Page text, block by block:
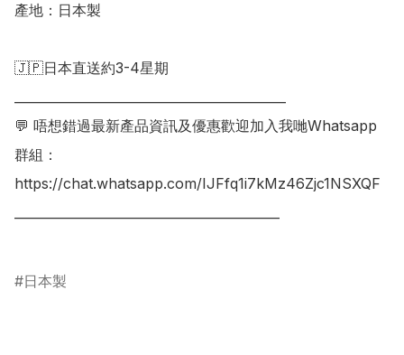
產地：日本製
🇯🇵日本直送約3-4星期
💬 唔想錯過最新產品資訊及優惠歡迎加入我哋Whatsapp
群組：
https://chat.whatsapp.com/IJFfq1i7kMz46Zjc1NSXQF
日本製